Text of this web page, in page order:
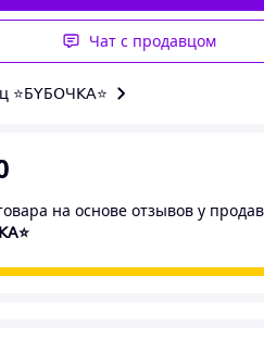
Чат с продавцом
⭐Б𝖸Б𝖮Ч𝖪𝖠⭐
на основе отзывов у